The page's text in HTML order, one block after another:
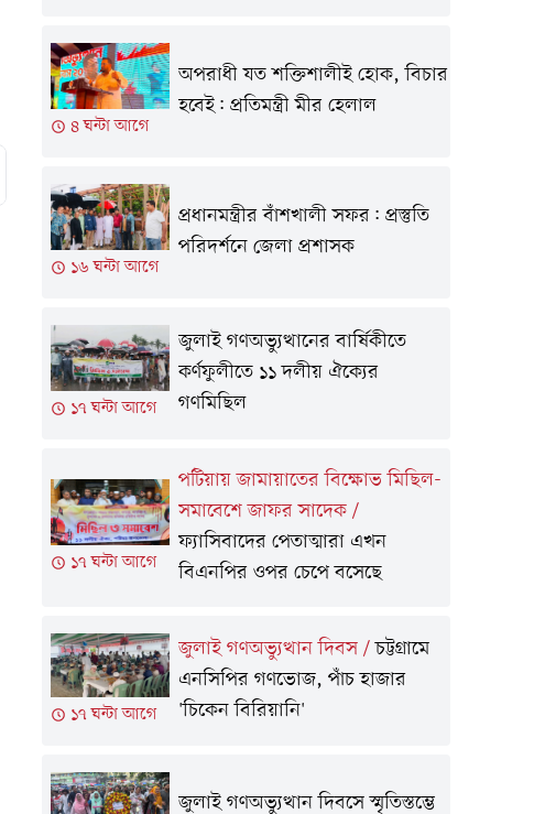
৪ ঘন্টা আগে
অপরাধী যত শক্তিশালীই হোক, বিচার
হবেই: প্রতিমন্ত্রী মীর হেলাল
১৬ ঘন্টা আগে
প্রধানমন্ত্রীর বাঁশখালী সফর: প্রস্তুতি
পরিদর্শনে জেলা প্রশাসক
১৭ ঘন্টা আগে
জুলাই গণঅভ্যুত্থানের বার্ষিকীতে
কর্ণফুলীতে ১১ দলীয় ঐক্যের
গণমিছিল
১৭ ঘন্টা আগে
পটিয়ায় জামায়াতের বিক্ষোভ মিছিল-
সমাবেশে জাফর সাদেক/
ফ্যাসিবাদের পেতাত্মারা এখন
বিএনপির ওপর চেপে বসেছে
১৭ ঘন্টা আগে
জুলাই গণঅভ্যুত্থান দিবস/চট্টগ্রামে
এনসিপির গণভোজ, পাঁচ হাজার
'চিকেন বিরিয়ানি'
জুলাই গণঅভ্যুত্থান দিবসে স্মৃতিস্তম্ভে